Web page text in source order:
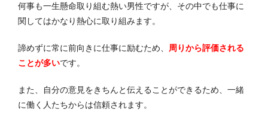
何事も一生懸命取り組む熱い男性ですが、その中でも仕事に
関してはかなり熱心に取り組みます。
諦めずに常に前向きに仕事に励むため、 周りから評価される
ことが多いです。
また、自分の意見をきちんと伝えることができるため、一緒
に働く人たちからは信頼されます。